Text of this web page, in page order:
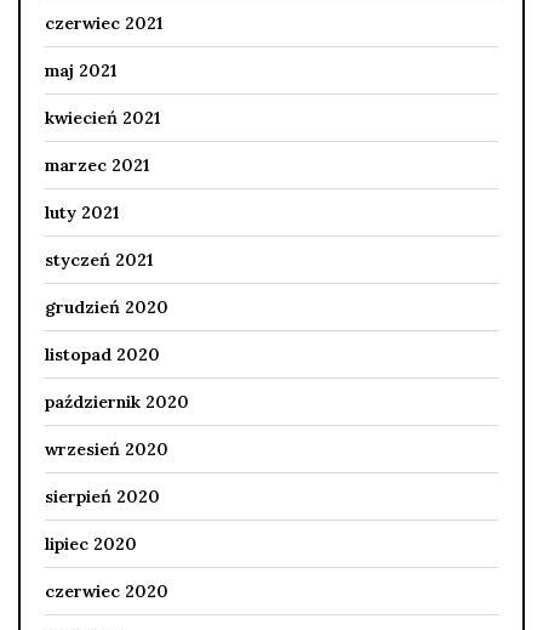
czerwiec 2021
maj 2021
kwiecień 2021
marzec 2021
luty 2021
styczeń 2021
grudzień 2020
listopad 2020
październik 2020
wrzesień 2020
sierpień 2020
lipiec 2020
czerwiec 2020